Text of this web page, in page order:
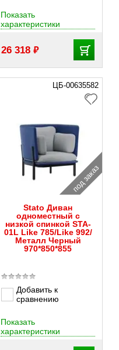
26 318 ₽
Показать
характеристики
ЦБ-00635582
под заказ
Stato Диван
одноместный с
низкой спинкой STA-
01L Like 785/Like 992/
Металл Черный
970*850*855
Добавить к
сравнению
Показать
характеристики